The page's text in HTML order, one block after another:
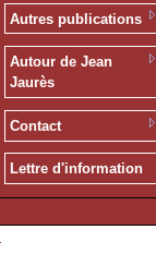
Autres publications
Autour de Jean
Jaurès
Contact
Lettre d'information